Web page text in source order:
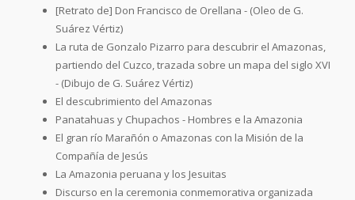
[Retrato de] Don Francisco de Orellana - (Oleo de G.
Suárez Vértiz)
La ruta de Gonzalo Pizarro para descubrir el Amazonas,
partiendo del Cuzco, trazada sobre un mapa del siglo XVI
- (Dibujo de G. Suárez Vértiz)
El descubrimiento del Amazonas
Panatahuas y Chupachos - Hombres e la Amazonia
El gran río Marañón o Amazonas con la Misión de la
Compañía de Jesús
La Amazonia peruana y los Jesuitas
Discurso en la ceremonia conmemorativa organizada